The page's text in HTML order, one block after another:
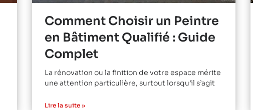
Comment Choisir un Peintre
en Bâtiment Qualifié : Guide
Complet
La rénovation ou la finition de votre espace mérite
une attention particulière, surtout lorsqu’il s’agit
Lire la suite »